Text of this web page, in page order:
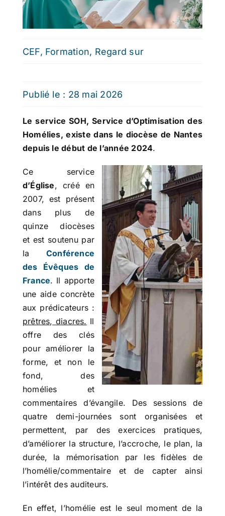
CEF, Formation, Regard sur
Publié le : 28 mai 2026
Le service SOH, Service d’Optimisation des
Homélies, existe dans le diocèse de Nantes
depuis le début de l’année 2024.
Ce service
d’Église, créé en
2007, est présent
dans plus de
quinze diocèses
et est soutenu par
la Conférence
des Évêques de
France. Il apporte
une aide concrète
aux prédicateurs :
prêtres, diacres. Il
offre des clés
pour améliorer la
forme, et non le
fond, des
homélies et
commentaires d’évangile. Des sessions de
quatre demi-journées sont organisées et
permettent, par des exercices pratiques,
d’améliorer la structure, l’accroche, le plan, la
durée, la mémorisation par les fidèles de
l’homélie/commentaire et de capter ainsi
l’intérêt des auditeurs.
En effet, l’homélie est le seul moment de la